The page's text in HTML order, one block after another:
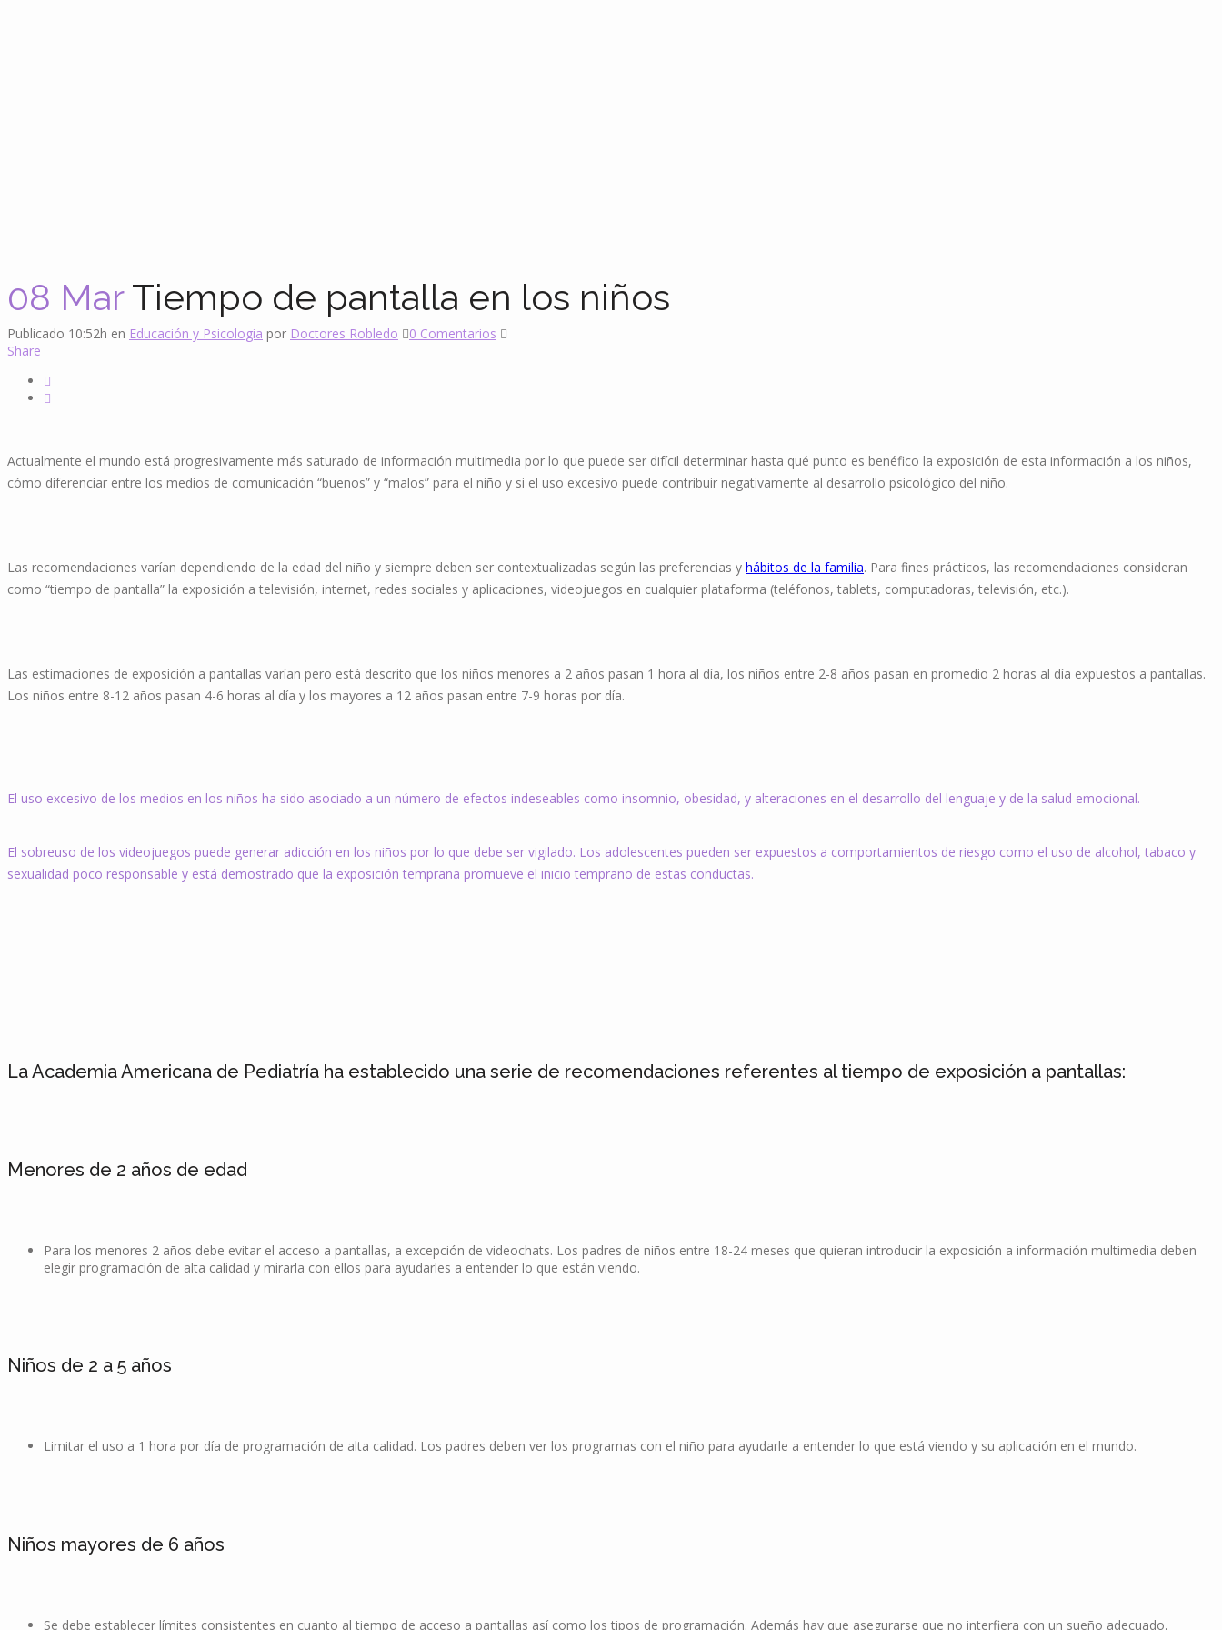
08 MarTiempo de pantalla en los niños
Publicado 10:52h en Educación y Psicologia por Doctores Robledo
0 Comentarios
Share
Actualmente el mundo está progresivamente más saturado de información multimedia por lo que puede ser difícil determinar hasta qué punto es benéfico la exposición de esta información a los niños,
cómo diferenciar entre los medios de comunicación “buenos” y “malos” para el niño y si el uso excesivo puede contribuir negativamente al desarrollo psicológico del niño.
Las recomendaciones varían dependiendo de la edad del niño y siempre deben ser contextualizadas según las preferencias y hábitos de la familia. Para fines prácticos, las recomendaciones consideran
como “tiempo de pantalla” la exposición a televisión, internet, redes sociales y aplicaciones, videojuegos en cualquier plataforma (teléfonos, tablets, computadoras, televisión, etc.).
Las estimaciones de exposición a pantallas varían pero está descrito que los niños menores a 2 años pasan 1 hora al día, los niños entre 2-8 años pasan en promedio 2 horas al día expuestos a pantallas.
Los niños entre 8-12 años pasan 4-6 horas al día y los mayores a 12 años pasan entre 7-9 horas por día.
El uso excesivo de los medios en los niños ha sido asociado a un número de efectos indeseables como insomnio, obesidad, y alteraciones en el desarrollo del lenguaje y de la salud emocional.
El sobreuso de los videojuegos puede generar adicción en los niños por lo que debe ser vigilado. Los adolescentes pueden ser expuestos a comportamientos de riesgo como el uso de alcohol, tabaco y
sexualidad poco responsable y está demostrado que la exposición temprana promueve el inicio temprano de estas conductas.
La Academia Americana de Pediatría ha establecido una serie de recomendaciones referentes al tiempo de exposición a pantallas:
Menores de 2 años de edad
Para los menores 2 años debe evitar el acceso a pantallas, a excepción de videochats. Los padres de niños entre 18-24 meses que quieran introducir la exposición a información multimedia deben
elegir programación de alta calidad y mirarla con ellos para ayudarles a entender lo que están viendo.
Niños de 2 a 5 años
Limitar el uso a 1 hora por día de programación de alta calidad. Los padres deben ver los programas con el niño para ayudarle a entender lo que está viendo y su aplicación en el mundo.
Niños mayores de 6 años
Se debe establecer límites consistentes en cuanto al tiempo de acceso a pantallas así como los tipos de programación. Además hay que asegurarse que no interfiera con un sueño adecuado,